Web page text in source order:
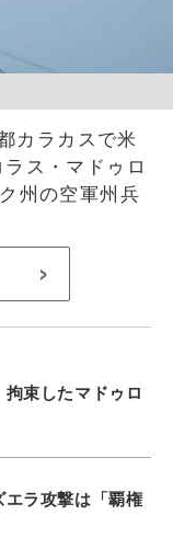
カラカスで米
ス・マドゥロ
州の空軍州兵
>
拘束したマドゥロ
ラ攻撃は「覇権